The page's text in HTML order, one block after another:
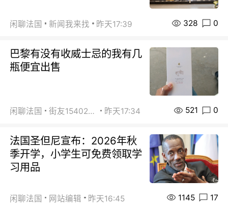
闲聊法国 新闻我来找 昨天17:39 328 0
巴黎有没有收威士忌的我有几
瓶便宜出售
闲聊法国 街友15402223 昨天17:34 521 0
法国圣但尼宣布：2026年秋
季开学，小学生可免费领取学
习用品
闲聊法国 网站编辑 昨天16:45 1145 17